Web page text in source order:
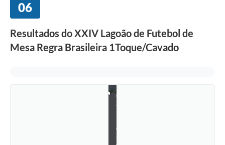
06
Resultados do XXIV Lagoão de Futebol de
Mesa Regra Brasileira 1Toque/Cavado
C
a
e
ã